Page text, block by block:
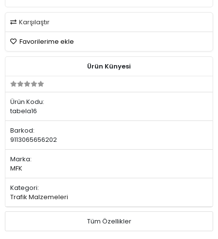
Karşılaştır
Favorilerime ekle
Ürün Künyesi
Ürün Kodu:
tabela16
Barkod:
9113065656202
Marka:
MFK
Kategori:
Trafik Malzemeleri
Tüm Özellikler